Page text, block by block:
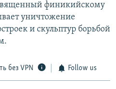
финикийскому
уничтожение
и скульптур борьбой
без VPN Follow us